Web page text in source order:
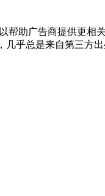
帮助广告商提供更相
几乎总是来自第三方